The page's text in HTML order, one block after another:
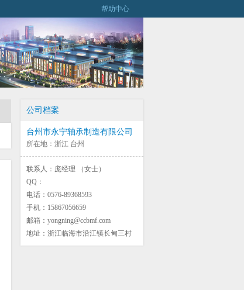
帮助中心
公司档案
台州市永宁轴承制造有限公司
所在地：浙江 台州
联系人：庞经理 （女士）
QQ：
电话：0576-89368593
手机：15867056659
邮箱：yongning@ccbmf.com
地址：浙江临海市沿江镇长甸三村